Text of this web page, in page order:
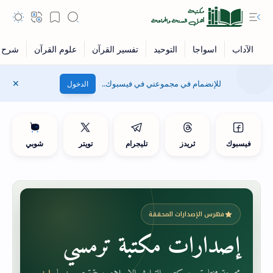
للإنضمام في مجموعتي في فيسبوك.. الدخول
فيسبوك ثريدز تليجرام تويتر شوبي
فهرس الإصدارات المحققة
إصدارات مكتبة ترمسي